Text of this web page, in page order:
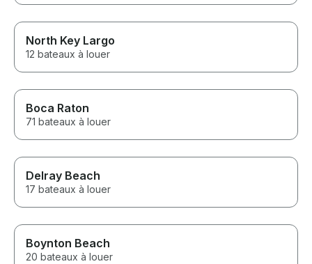
North Key Largo
12 bateaux à louer
Boca Raton
71 bateaux à louer
Delray Beach
17 bateaux à louer
Boynton Beach
20 bateaux à louer